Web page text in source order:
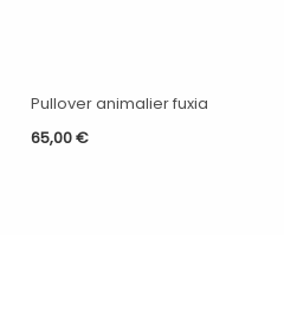
Pullover animalier fuxia
65,00€